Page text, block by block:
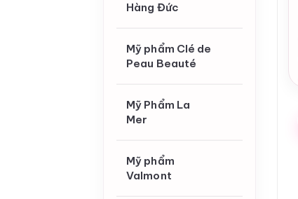
Hàng Đức
Mỹ phẩm Clé de
Peau Beauté
Mỹ Phẩm La
Mer
Mỹ phẩm
Valmont